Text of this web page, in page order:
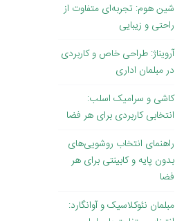
شین هوم: تجربه‌ای متفاوت از
راحتی و زیبایی
آرویناژ: طراحی خاص و کاربردی
در مبلمان اداری
کاشی و سرامیک اسلب:
انتخابی کاربردی برای هر فضا
راهنمای انتخاب روشویی‌های
بدون پایه و کابینتی برای هر
فضا
مبلمان نئوکلاسیک و آوانگارد: